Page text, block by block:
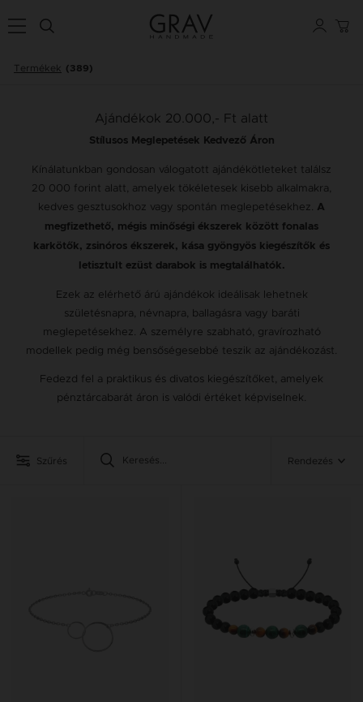
Termékek (389)
Ajándékok 20.000,- Ft alatt
Stílusos Meglepetések Kedvező Áron
Kínálatunkban gondosan válogatott ajándékötleteket találsz
20 000 forint alatt, amelyek tökéletesek kisebb alkalmakra,
kedves gesztusokhoz vagy spontán meglepetésekhez. A
megfizethető, mégis minőségi ékszerek között fonalas
karkötők, zsinóros ékszerek, kása gyöngyös kiegészítők és
letisztult ezüst darabok is megtalálhatók.
Ezek az elérhető árú ajándékok ideálisak lehetnek
születésnapra, névnapra, ballagásra vagy baráti
meglepetésekhez. A személyre szabható, gravírozható
modellek pedig még bensőségesebbé teszik az ajándékozást.
Fedezd fel a praktikus és divatos kiegészítőket, amelyek
pénztárcabarát áron is valódi értéket képviselnek.
Szűrés Rendezés